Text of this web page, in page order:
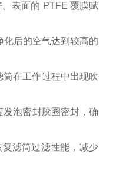
表面的 PTFE 覆膜赋
化后的空气达到较高的
筒在工作过程中出现吹
泡密封胶圈密封，确
滤筒过滤性能，减少